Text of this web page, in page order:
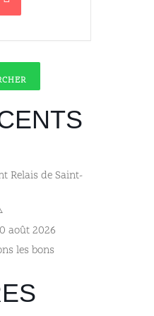
Relais de Saint-
août 2026
les bons